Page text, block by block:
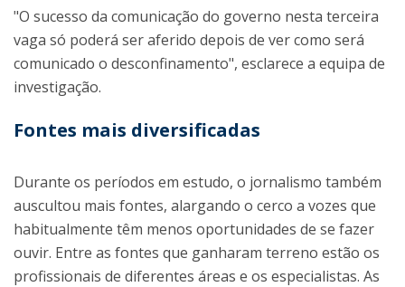
"O sucesso da comunicação do governo nesta terceira
vaga só poderá ser aferido depois de ver como será
comunicado o desconfinamento", esclarece a equipa de
investigação.
Fontes mais diversificadas
Durante os períodos em estudo, o jornalismo também
auscultou mais fontes, alargando o cerco a vozes que
habitualmente têm menos oportunidades de se fazer
ouvir. Entre as fontes que ganharam terreno estão os
profissionais de diferentes áreas e os especialistas. As